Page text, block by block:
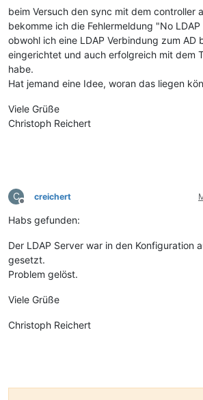
beim Versuch den sync mit dem controller
bekomme ich die Fehlermeldung "No
obwohl ich eine LDAP Verbindung zum AD
eingerichtet und auch erfolgreich mit dem
habe.
Hat jemand eine Idee, woran das liegen
Viele Grüße
Christoph Reichert
C
Offline
creichert
Habs gefunden:
Der LDAP Server war in den Konfiguration
gesetzt.
Problem gelöst.
Viele Grüße
Christoph Reichert